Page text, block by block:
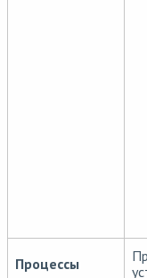
Процессы